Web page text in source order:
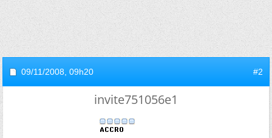
09/11/2008, 09h20 #2
invite751056e1